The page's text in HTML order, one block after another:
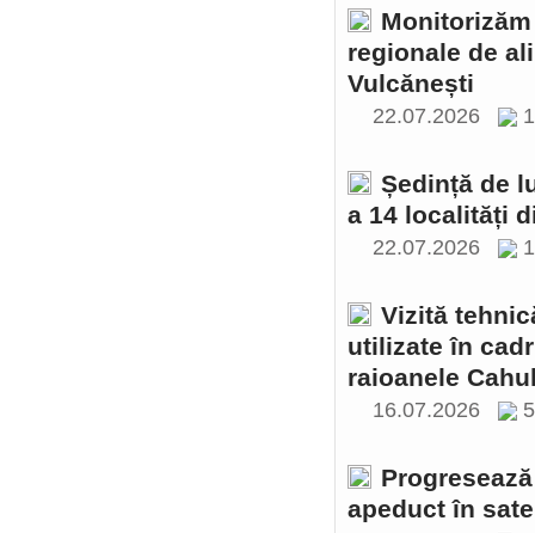
regionale de
Vulcănești
22.07.2026
Ședință de
a 14 localități
22.07.2026
Vizită
utilizate în
raioanele
16.07.2026
apeduct în